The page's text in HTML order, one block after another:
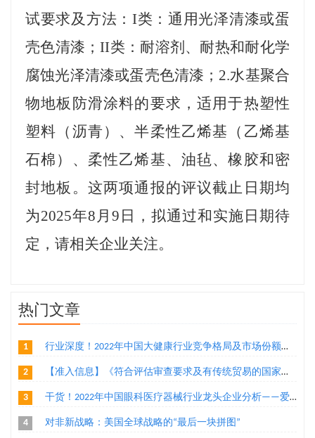
试要求及方法： I类：通用光泽清漆或蛋
壳色清漆；II类：耐溶剂、耐热和耐化学
腐蚀光泽清漆或蛋壳色清漆 ； 2.水基聚合
物地板 防滑涂料的要求 ，适用于热塑性
塑料（沥青）、半柔性乙烯基（乙烯基
石棉）、柔性乙烯基、油毡、橡胶和密
封地板 。 这两项通报的评议截止日期均
为2025年8 月 9 日，拟通过和实施日期待
定，请相关企业关注。
热门文章
1 行业深度！2022年中国大健康行业竞争格局及市场份额分析 医药大健康市场朝着集中化方向发展
2 【准入信息】《符合评估审查要求及有传统贸易的国家或地区输华食品目录》（水产品、乳制品、植物源性食品）
3 干货！2022年中国眼科医疗器械行业龙头企业分析——爱博医疗：创新导向的眼科医疗器械厂商
4 对非新战略：美国全球战略的“最后一块拼图”